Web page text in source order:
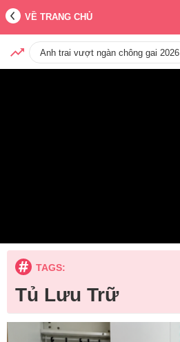
VỀ TRANG CHỦ
Anh trai vượt ngàn chông gai 2026
TAGS:
Tủ Lưu Trữ